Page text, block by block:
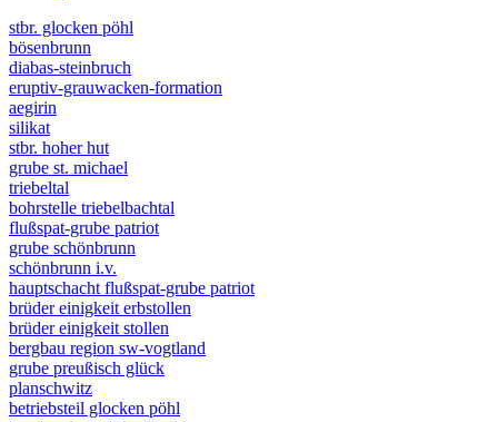
stbr. glocken pöhl
bösenbrunn
diabas-steinbruch
eruptiv-grauwacken-formation
aegirin
silikat
stbr. hoher hut
grube st. michael
triebeltal
bohrstelle triebelbachtal
flußspat-grube patriot
grube schönbrunn
schönbrunn i.v.
hauptschacht flußspat-grube patriot
brüder einigkeit erbstollen
brüder einigkeit stollen
bergbau region sw-vogtland
grube preußisch glück
planschwitz
betriebsteil glocken pöhl